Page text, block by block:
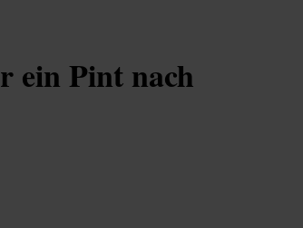
ein Pint nach